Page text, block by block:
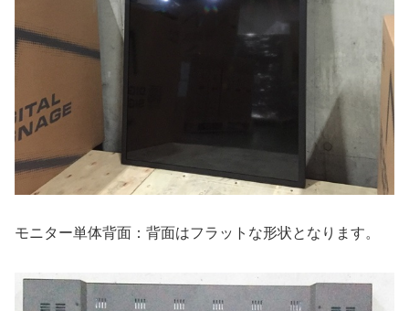
モニター単体背面：背面はフラットな形状となります。